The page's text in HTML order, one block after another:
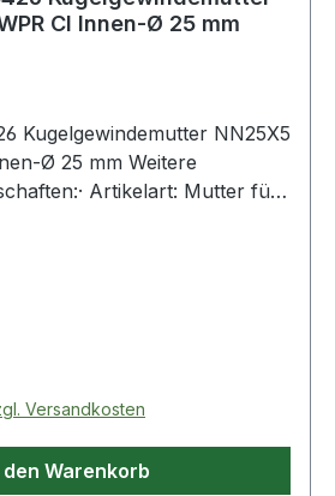
CI Innen-Ø 25 mm
Kugelgewindemutter NN25X5
25 mm Weitere
Artikelart: Mutter für
Versandkosten
den Warenkorb